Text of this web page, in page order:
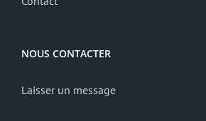
NOUS CONTACTER
Laisser un message